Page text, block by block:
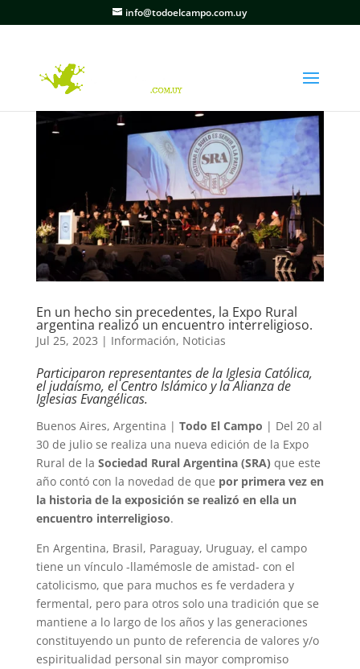
info@todoelcampo.com.uy
En un hecho sin precedentes, la Expo Rural
argentina realizó un encuentro interreligioso.
Jul 25, 2023 | Información, Noticias
Participaron representantes de la Iglesia Católica,
el judaísmo, el Centro Islámico y la Alianza de
Iglesias Evangélicas.
Buenos Aires, Argentina | Todo El Campo | Del 20 al
30 de julio se realiza una nueva edición de la Expo
Rural de la Sociedad Rural Argentina (SRA) que este
año contó con la novedad de que por primera vez en
la historia de la exposición se realizó en ella un
encuentro interreligioso.
En Argentina, Brasil, Paraguay, Uruguay, el campo
tiene un vínculo -llamémosle de amistad- con el
catolicismo, que para muchos es fe verdadera y
fermental, pero para otros solo una tradición que se
mantiene a lo largo de los años y las generaciones
constituyendo un punto de referencia de valores y/o
espiritualidad personal sin mayor compromiso